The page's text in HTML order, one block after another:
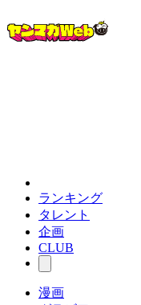
ランキング
タレント
企画
CLUB
漫画